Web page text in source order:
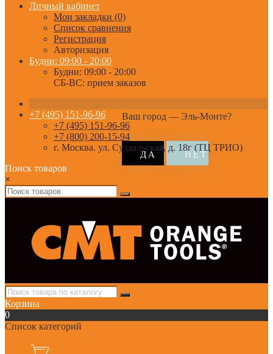
Личный кабинет
Мои закладки (0)
Список сравнения
Регистрация
Авторизация
Будни: 09:00 - 20:00
Будни: 09:00 - 20:00
СБ-ВС: прием заказов
Ваш город — Эль-Монте?
+7 (495) 151-96-96
+7 (495) 151-96-96
+7 (800) 200-15-94
г. Москва. ул. Суздальская, д. 18г (ТЦ ТРИО)
Поиск товаров
×
Корзина
0
Список категорий